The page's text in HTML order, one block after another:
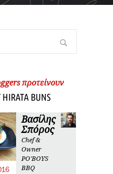
προτείνουν
HIRATA BUNS
Βασίλης
Σπόρος
Chef &
Owner
PO'BOYS
BBQ